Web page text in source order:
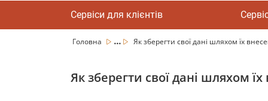
Сервіси для клієнтів
Головна ... Як зберегти свої дані шляхом їх
Як зберегти свої дані шляхом